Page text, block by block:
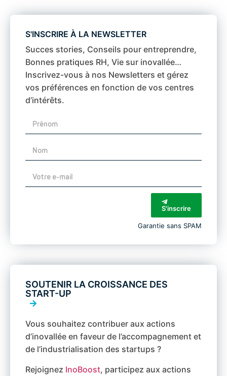
S'INSCRIRE À LA NEWSLETTER
Succes stories, Conseils pour entreprendre,
Bonnes pratiques RH, Vie sur inovallée…
Inscrivez-vous à nos Newsletters et gérez
vos préférences en fonction de vos centres
d’intérêts.
S'inscrire
Garantie sans SPAM
SOUTENIR LA CROISSANCE DES
START-UP
Vous souhaitez contribuer aux actions
d’inovallée en faveur de l’accompagnement et
de l’industrialisation des startups ?
Rejoignez InoBoost, participez aux actions